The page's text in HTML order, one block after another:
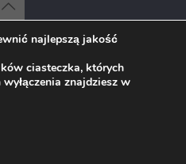
| Wszelkie prawa zastrzeżone
najlepszą jakość
ciasteczka, których
znajdziesz w